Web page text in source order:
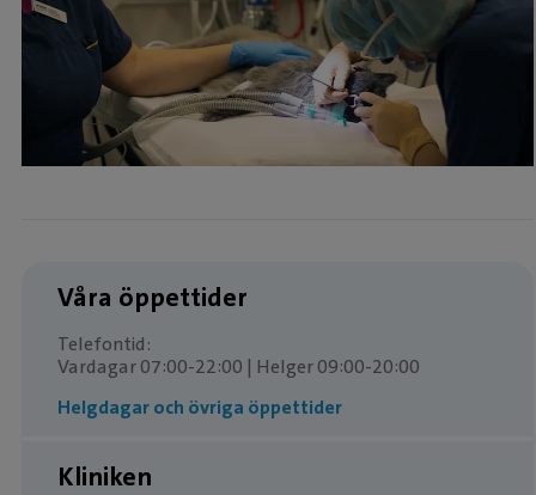
Våra öppettider
Telefontid:
Vardagar 07:00-22:00 | Helger 09:00-20:00
Helgdagar och övriga öppettider
Kliniken